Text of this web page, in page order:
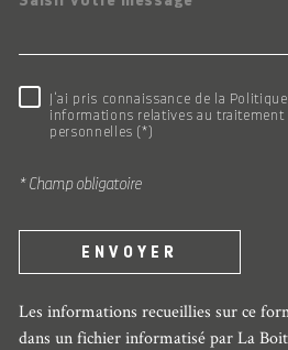
J'ai pris connaissance de la
informations relatives au traitement
personnelles (*)
* Champ obligatoire
ENVOYER
Les informations recueillies sur ce
dans un fichier informatisé par La